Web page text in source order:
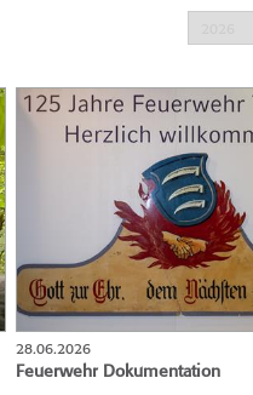
28.06.2026
Feuerwehr Dokumentation